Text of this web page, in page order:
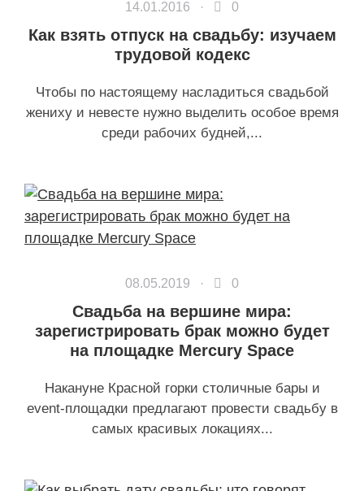
14.01.2016 · 0
Как взять отпуск на свадьбу: изучаем
трудовой кодекс
Чтобы по настоящему насладиться свадьбой
жениху и невесте нужно выделить особое время
среди рабочих будней,...
08.05.2019 · 0
Свадьба на вершине мира:
зарегистрировать брак можно будет
на площадке Mercury Space
Накануне Красной горки столичные бары и
event-площадки предлагают провести свадьбу в
самых красивых локациях...